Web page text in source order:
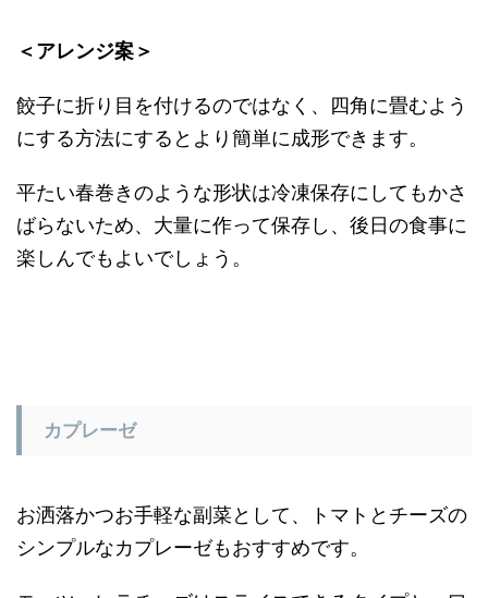
＜アレンジ案＞
餃子に折り目を付けるのではなく、四角に畳むよう
にする方法にするとより簡単に成形できます。
平たい春巻きのような形状は冷凍保存にしてもかさ
ばらないため、大量に作って保存し、後日の食事に
楽しんでもよいでしょう。
カプレーゼ
お洒落かつお手軽な副菜として、トマトとチーズの
シンプルなカプレーゼもおすすめです。